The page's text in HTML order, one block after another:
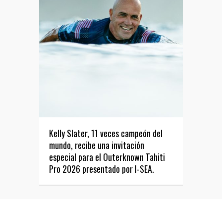
Kelly Slater, 11 veces campeón del
mundo, recibe una invitación
especial para el Outerknown Tahiti
Pro 2026 presentado por I-SEA.